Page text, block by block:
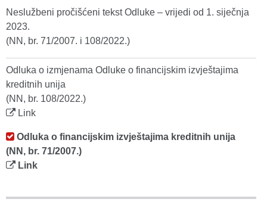
Neslužbeni pročišćeni tekst Odluke – vrijedi od 1. siječnja
2023.
(NN, br. 71/2007. i 108/2022.)
Odluka o izmjenama Odluke o financijskim izvještajima
kreditnih unija
(NN, br. 108/2022.)
Link
Odluka o financijskim izvještajima kreditnih unija
(NN, br. 71/2007.)
Link